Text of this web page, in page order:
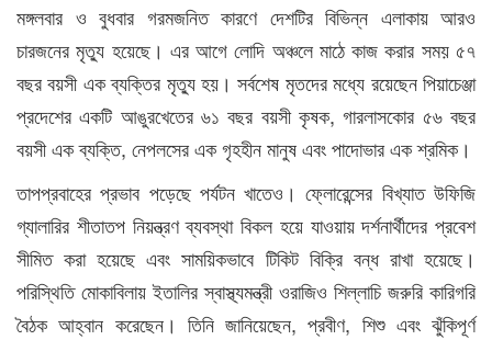
মঙ্গলবার ও বুধবার গরমজনিত কারণে দেশটির বিভিন্ন এলাকায় আরও
চারজনের মৃত্যু হয়েছে। এর আগে লোদি অঞ্চলে মাঠে কাজ করার সময় ৫৭
বছর বয়সী এক ব্যক্তির মৃত্যু হয়। সর্বশেষ মৃতদের মধ্যে রয়েছেন পিয়াচেঞ্জা
প্রদেশের একটি আঙুরখেতের ৬১ বছর বয়সী কৃষক, গারলাসকোর ৫৬ বছর
বয়সী এক ব্যক্তি, নেপলসের এক গৃহহীন মানুষ এবং পাদোভার এক শ্রমিক।
তাপপ্রবাহের প্রভাব পড়েছে পর্যটন খাতেও। ফ্লোরেন্সের বিখ্যাত উফিজি
গ্যালারির শীতাতপ নিয়ন্ত্রণ ব্যবস্থা বিকল হয়ে যাওয়ায় দর্শনার্থীদের প্রবেশ
সীমিত করা হয়েছে এবং সাময়িকভাবে টিকিট বিক্রি বন্ধ রাখা হয়েছে।
পরিস্থিতি মোকাবিলায় ইতালির স্বাস্থ্যমন্ত্রী ওরাজিও শিল্লাচি জরুরি কারিগরি
বৈঠক আহ্বান করেছেন। তিনি জানিয়েছেন, প্রবীণ, শিশু এবং ঝুঁকিপূর্ণ